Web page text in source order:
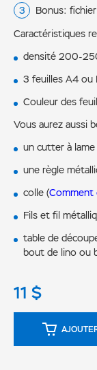
Bonus:
Caractéristiques
densité 200-
3 feuilles А4 ou
Couleur des
Vous aurez aussi
un cutter à
une règle
colle (Comment
Fils et fil
table de
bout de lino ou
11 $